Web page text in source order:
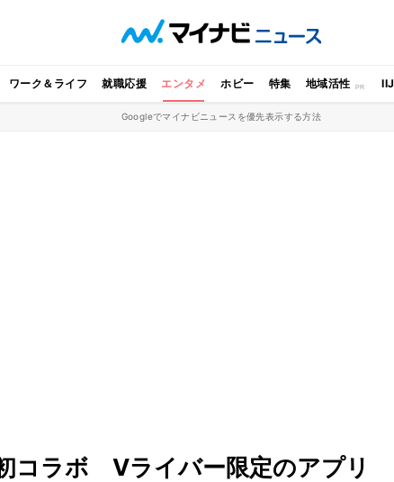
ワーク＆ライフ 就職応援 エンタメ ホビー 特集 地域活性 IIJ
Googleでマイナビニュースを優先表示する方法
コラボ Vライバー限定のアプリ